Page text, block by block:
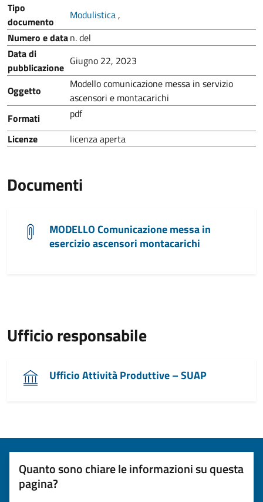
Tipo
documento
Modulistica,
Numero e datan. del
Data di
pubblicazione Giugno 22, 2023
Oggetto
Modello comunicazione messa in servizio
ascensori e montacarichi
Formati
pdf
Licenze
licenza aperta
Documenti
MODELLO Comunicazione messa in
esercizio ascensori montacarichi
Ufficio responsabile
Ufficio Attività Produttive – SUAP
Quanto sono chiare le informazioni su questa
pagina?